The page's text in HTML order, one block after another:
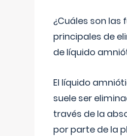
¿Cuáles son las
principales de
de líquido
El líquido
suele ser
través de la
por parte de la